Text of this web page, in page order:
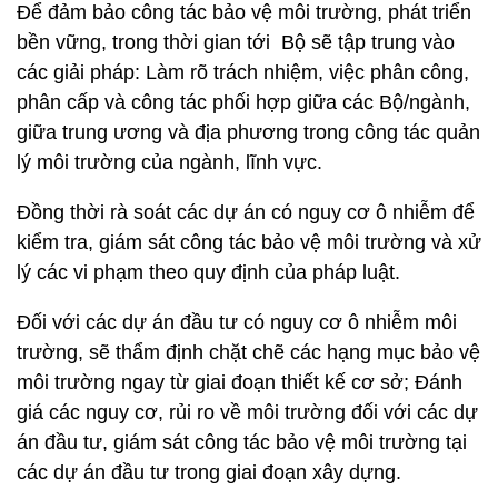
Để đảm bảo công tác bảo vệ môi trường, phát triển
bền vững, trong thời gian tới Bộ sẽ tập trung vào
các giải pháp: Làm rõ trách nhiệm, việc phân công,
phân cấp và công tác phối hợp giữa các Bộ/ngành,
giữa trung ương và địa phương trong công tác quản
lý môi trường của ngành, lĩnh vực.
Đồng thời rà soát các dự án có nguy cơ ô nhiễm để
kiểm tra, giám sát công tác bảo vệ môi trường và xử
lý các vi phạm theo quy định của pháp luật.
Đối với các dự án đầu tư có nguy cơ ô nhiễm môi
trường, sẽ thẩm định chặt chẽ các hạng mục bảo vệ
môi trường ngay từ giai đoạn thiết kế cơ sở; Đánh
giá các nguy cơ, rủi ro về môi trường đối với các dự
án đầu tư, giám sát công tác bảo vệ môi trường tại
các dự án đầu tư trong giai đoạn xây dựng.